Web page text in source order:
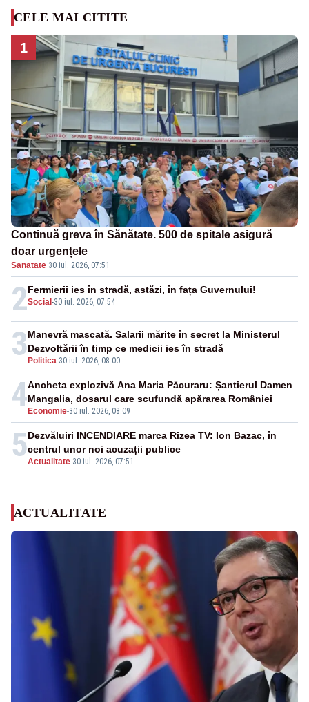
CELE MAI CITITE
1
Continuă greva în Sănătate. 500 de spitale asigură
doar urgențele
Sanatate·30 iul. 2026, 07:51
2Social -30 iul. 2026, 07:54
Fermierii ies în stradă, astăzi, în fața Guvernului!
3 Politica-30 iul. 2026, 08:00
Manevră mascată. Salarii mărite în secret la Ministerul
Dezvoltării în timp ce medicii ies în stradă
4 Economie-30 iul. 2026, 08:09
Ancheta explozivă Ana Maria Păcuraru: Șantierul Damen
Mangalia, dosarul care scufundă apărarea României
5Actualitate-30 iul. 2026, 07:51
Dezvăluiri INCENDIARE marca Rizea TV: Ion Bazac, în
centrul unor noi acuzații publice
ACTUALITATE